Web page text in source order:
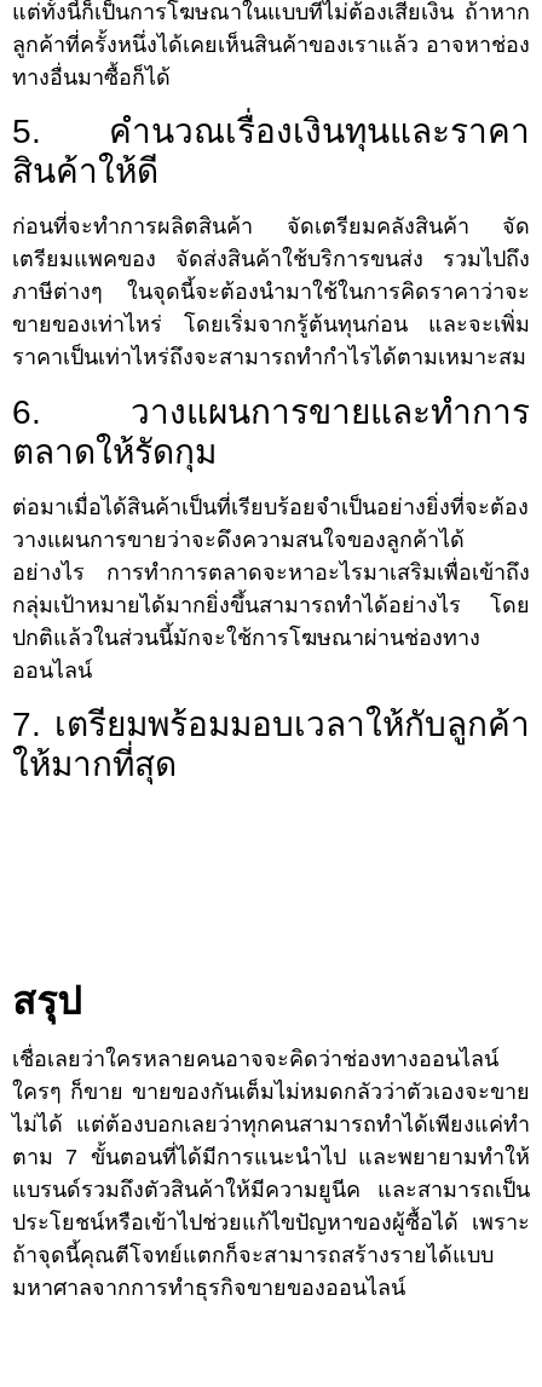
แต่ทั้งนี้ก็เป็นการโฆษณาในแบบที่ไม่ต้องเสียเงิน ถ้าหาก
ลูกค้าที่ครั้งหนึ่งได้เคยเห็นสินค้าของเราแล้ว อาจหาช่อง
ทางอื่นมาซื้อก็ได้
5. คำนวณเรื่องเงินทุนและราคา
สินค้าให้ดี
ก่อนที่จะทำการผลิตสินค้า จัดเตรียมคลังสินค้า จัด
เตรียมแพคของ จัดส่งสินค้าใช้บริการขนส่ง รวมไปถึง
ภาษีต่างๆ ในจุดนี้จะต้องนำมาใช้ในการคิดราคาว่าจะ
ขายของเท่าไหร่ โดยเริ่มจากรู้ต้นทุนก่อน และจะเพิ่ม
ราคาเป็นเท่าไหร่ถึงจะสามารถทำกำไรได้ตามเหมาะสม
6. วางแผนการขายและทำการ
ตลาดให้รัดกุม
ต่อมาเมื่อได้สินค้าเป็นที่เรียบร้อยจำเป็นอย่างยิ่งที่จะต้อง
วางแผนการขายว่าจะดึงความสนใจของลูกค้าได้
อย่างไร การทำการตลาดจะหาอะไรมาเสริมเพื่อเข้าถึง
กลุ่มเป้าหมายได้มากยิ่งขึ้นสามารถทำได้อย่างไร โดย
ปกติแล้วในส่วนนี้มักจะใช้การโฆษณาผ่านช่องทาง
ออนไลน์
7. เตรียมพร้อมมอบเวลาให้กับลูกค้า
ให้มากที่สุด
สรุป
เชื่อเลยว่าใครหลายคนอาจจะคิดว่าช่องทางออนไลน์
ใครๆ ก็ขาย ขายของกันเต็มไม่หมดกลัวว่าตัวเองจะขาย
ไม่ได้ แต่ต้องบอกเลยว่าทุกคนสามารถทำได้เพียงแค่ทำ
ตาม 7 ขั้นตอนที่ได้มีการแนะนำไป และพยายามทำให้
แบรนด์รวมถึงตัวสินค้าให้มีความยูนีค และสามารถเป็น
ประโยชน์หรือเข้าไปช่วยแก้ไขปัญหาของผู้ซื้อได้ เพราะ
ถ้าจุดนี้คุณตีโจทย์แตกก็จะสามารถสร้างรายได้แบบ
มหาศาลจากการทำธุรกิจขายของออนไลน์